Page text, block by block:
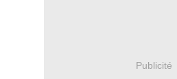
Publicité